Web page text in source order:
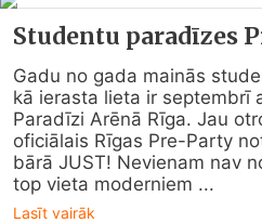
Studentu paradīzes
Gadu no gada mainās
kā ierasta lieta ir septembrī
Paradīzi Arēnā Rīga. Jau
oficiālais Rīgas Pre-Party
bārā JUST! Nevienam nav
top vieta moderniem ...
Lasīt vairāk